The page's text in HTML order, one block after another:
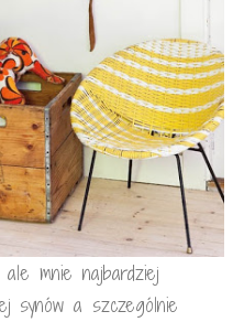
ale mnie najbardziej
synów a szczególnie